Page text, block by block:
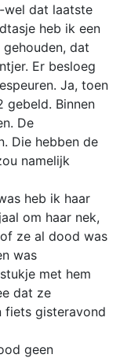
wel dat laatste
heb ik een
dat
Er besloeg
Ja, toen
gebeld. Binnen
De
Die hebben de
namelijk
heb ik haar
om haar nek,
ze al dood was
was
met hem
dat ze
fiets gisteravond
geen